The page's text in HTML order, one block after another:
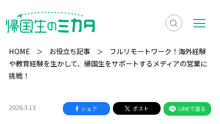
検
検
索
を
メ
ニ
ュ
HOME お役立ち記事
フルリモートワーク！海外経験
や教育経験を生かして、帰国生をサポートするメディアの営業に
挑戦！
2026.3.13 シェア ポスト LINEで送る